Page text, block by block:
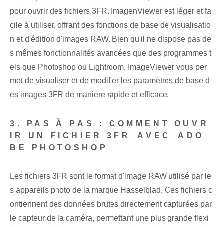
pour ⁤ouvrir des fichiers 3FR. ImagenViewer est léger et fa
cile à utiliser, offrant des fonctions de base de visualisatio
n et d'édition d'images RAW. Bien qu'il ne dispose pas de
s mêmes fonctionnalités avancées que des programmes t
els que Photoshop ou Lightroom, ImageViewer vous per
met de visualiser et de modifier les paramètres de base d
es images 3FR de manière rapide et efficace.
3. PAS À PAS : COMMENT OUVR
IR UN FICHIER 3FR ⁢AVEC ⁢ADO
BE PHOTOSHOP
Les fichiers 3FR sont le format d'image RAW utilisé par le
s appareils photo de la marque Hasselblad. Ces fichiers c
ontiennent des données brutes directement capturées par
le capteur de la caméra, permettant une plus grande flexi